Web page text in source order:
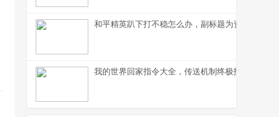
和平精英趴下打不稳怎么办，副标题为资深玩家教
我的世界回家指令大全，传送机制终极指南